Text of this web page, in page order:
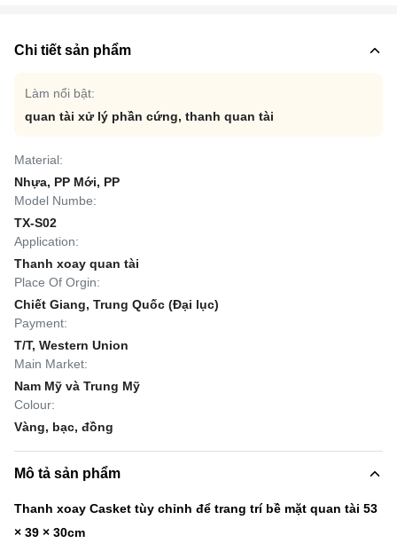
Chi tiết sản phẩm
Làm nổi bật:
quan tài xử lý phần cứng, thanh quan tài
Material:
Nhựa, PP Mới, PP
Model Numbe:
TX-S02
Application:
Thanh xoay quan tài
Place Of Orgin:
Chiết Giang, Trung Quốc (Đại lục)
Payment:
T/T, Western Union
Main Market:
Nam Mỹ và Trung Mỹ
Colour:
Vàng, bạc, đồng
Mô tả sản phẩm
Thanh xoay Casket tùy chỉnh để trang trí bề mặt quan tài 53
× 39 × 30cm